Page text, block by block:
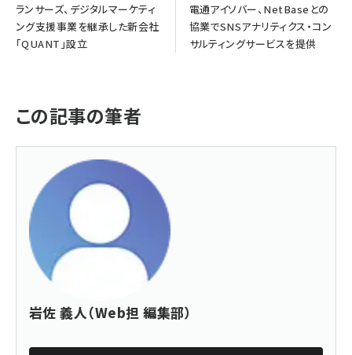
ランサーズ、デジタルマーケティ
ング支援事業を継承した新会社
「QUANT」設立
電通アイソバー、NetBaseとの
協業でSNSアナリティクス・コン
サルティングサービスを提供
この記事の筆者
岩佐 義人（Web担 編集部）